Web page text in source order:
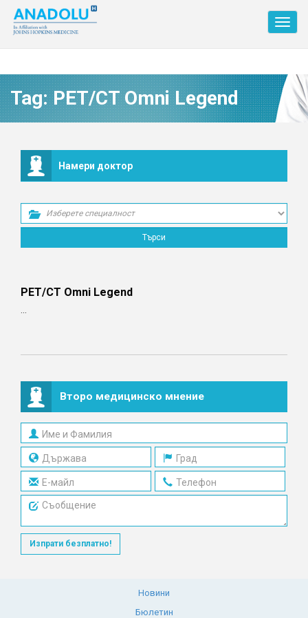
Tag:PET/CT Omni Legend
Намери доктор
PET/CT Omni Legend
Второ медицинско мнение
Изпрати безплатно!
Новини
Бюлетин